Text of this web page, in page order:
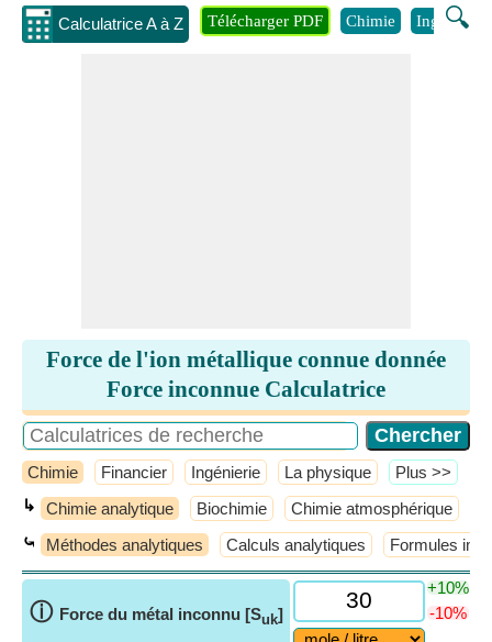
Calculatrice A à Z 🔍
Télécharger PDF Chimie Ingénierie
Force de l'ion métallique connue donnée
Force inconnue Calculatrice
Chimie Financier Ingénierie La physique ​Plus >>
↳ Chimie analytique Biochimie Chimie atmosphérique
⤿ Méthodes analytiques Calculs analytiques Formules
ⓘ Force du métal inconnu [Suk]
+10%
-10%